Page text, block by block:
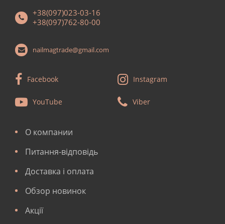
+38(097)023-03-16
+38(097)762-80-00
nailmagtrade@gmail.com
Facebook Instagram
YouTube Viber
О компании
Питання-відповідь
Доставка і оплата
Обзор новинок
Акції